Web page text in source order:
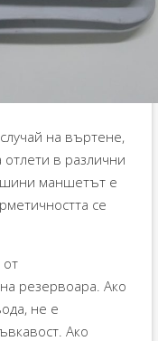
на въртене,
в различни
маншетът е
се
резервоара. Ако
не е
Ако